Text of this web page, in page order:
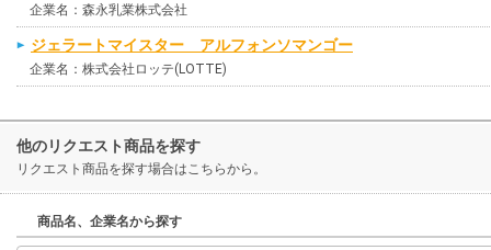
企業名：森永乳業株式会社
ジェラートマイスター アルフォンソマンゴー
企業名：株式会社ロッテ(LOTTE)
他のリクエスト商品を探す
リクエスト商品を探す場合はこちらから。
商品名、企業名から探す